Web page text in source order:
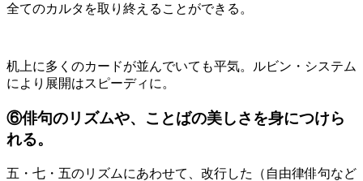
全てのカルタを取り終えることができる。
机上に多くのカードが並んでいても平気。ルビン・システム
により展開はスピーディに。
⑥俳句のリズムや、ことばの美しさを身につけら
れる。
五・七・五のリズムにあわせて、改行した（自由律俳句など